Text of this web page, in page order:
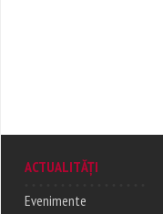
ACTUALITĂȚI
Evenimente